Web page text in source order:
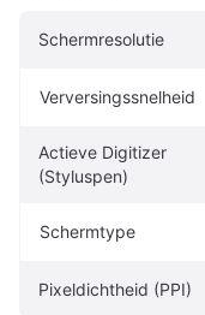
Schermresolutie
Verversingssnelheid
Actieve Digitizer
(Styluspen)
Schermtype
Pixeldichtheid (PPI)